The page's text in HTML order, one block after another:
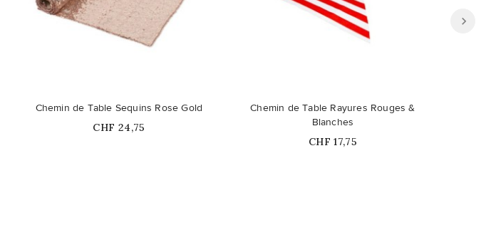
Chemin de Table Sequins Rose Gold
Prix
CHF 24,75
Ce produit n'est plus disponible en
stock
Chemin de Table Rayures Rouges &
Blanches
Prix
CHF 17,75